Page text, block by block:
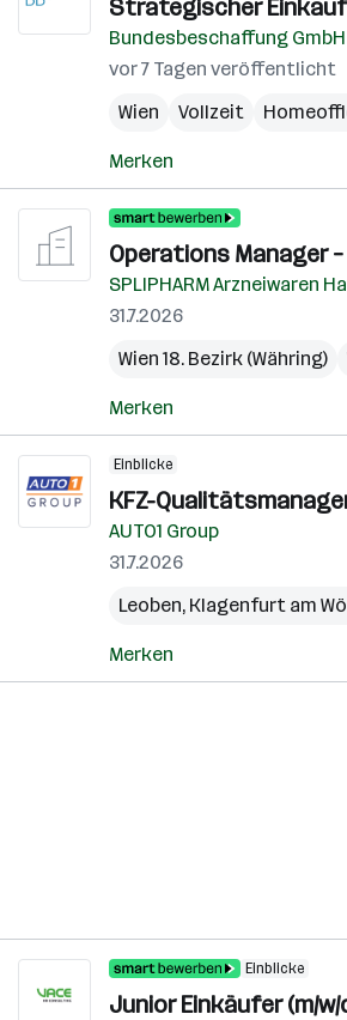
Strategischer
Bundesbeschaffung GmbH
vor 7 Tagen veröffentlicht
Wien
Vollzeit
Merken
Operations Manager
SPLIPHARM Arzneiwaren
31.7.2026
Wien 18. Bezirk (Währing)
Merken
Einblicke
KFZ-
AUTO1 Group
31.7.2026
Leoben, Klagenfurt am
Merken
Einblicke
Junior Einkäufer (m/